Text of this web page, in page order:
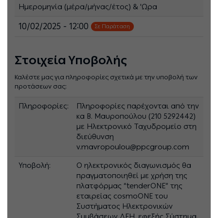
Ημερομηνία (μέρα/μήνας/έτος) & 'Ωρα
10/02/2025 - 12:00 Σε Παράταση
Στοιχεία Υποβολής
Καλέστε μας για πληροφορίες σχετικά με την υποβολή των
προτάσεων σας:
Πληροφορίες:
Πληροφορίες παρέχονται από την
κα Β. Μαυροπούλου (210 5292442)
με Ηλεκτρονικό Ταχυδρομείο στη
διεύθυνση
v.mavropoulou@ppcgroup.com
Υποβολή:
Ο ηλεκτρονικός διαγωνισμός θα
πραγματοποιηθεί με χρήση της
πλατφόρμας “tenderONE” της
εταιρείας cosmoONE του
Συστήματος Ηλεκτρονικών